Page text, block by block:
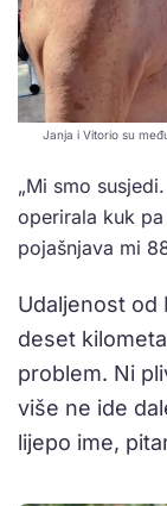
Janja i Vitorio su
„Mi smo
operirala kuk
pojašnjava mi
Udaljenost od
deset
problem. Ni
više ne ide
lijepo ime,